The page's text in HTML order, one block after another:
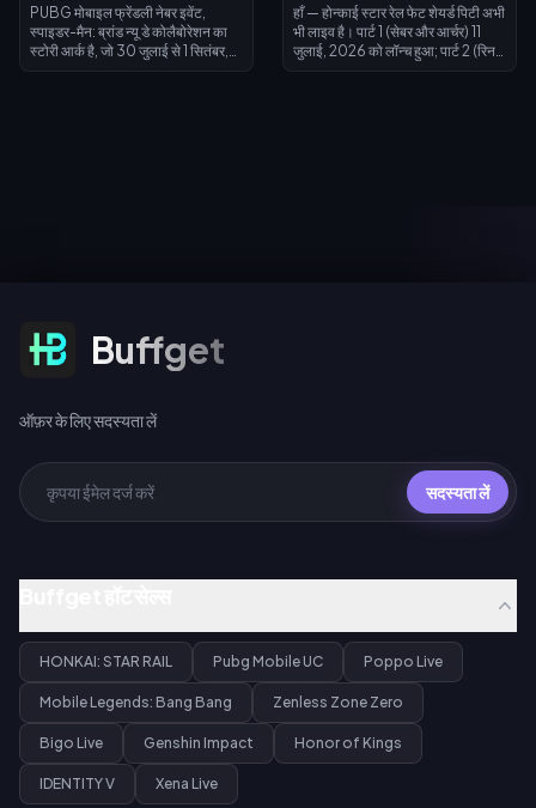
PUBG मोबाइल फ्रेंडली नेबर इवेंट,
स्पाइडर-मैन: ब्रांड न्यू डे कोलैबोरेशन का
स्टोरी आर्क है, जो 30 जुलाई से 1 सितंबर,
हाँ — होन्काई स्टार रेल फेट शेयर्ड पिटी अभी
भी लाइव है। पार्ट 1 (सेबर और आर्चर) 11
जुलाई, 2026 को लॉन्च हुआ; पार्ट 2 (रिन
ऑफ़र के लिए सदस्यता लेंBuffget
ऑफ़र के लिए सदस्यता लें
सदस्यता लें
HONKAI: STAR RAIL Pubg Mobile UC Poppo Live
Mobile Legends: Bang Bang Zenless Zone Zero
Bigo Live Genshin Impact Honor of Kings
IDENTITY V Xena Live